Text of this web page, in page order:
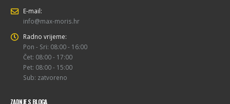
E-mail:
info@max-moris.hr
Radno vrijeme:
Pon - Sri: 08:00 - 16:00
Čet: 08:00 - 17:00
Pet: 08:00 - 15:00
Sub: zatvoreno
ZADNJE S BLOGA